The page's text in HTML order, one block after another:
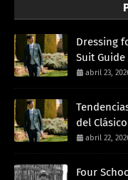
Dressing
Suit Guide
abril 23,
del
abril 22,
Four